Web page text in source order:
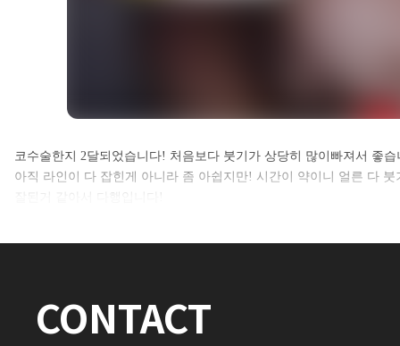
셀카후기 전체 내용은
로그인 후 확인하실 수 있습니다.
코수술한지 2달되었습니다! 처음보다 붓기가 상당히 많이빠져서 좋
아직 라인이 다 잡힌게 아니라 좀 아쉽지만! 시간이 약이니 얼른 다
잘된거 같아서 다행입니다!
CONTACT